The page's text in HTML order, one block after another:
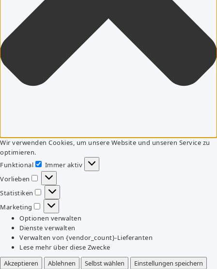
Wir verwenden Cookies, um unsere Website und unseren Service zu
optimieren.
Funktional
Funktional
Immer aktiv
Vorlieben
Vorlieben
Statistiken
Statistiken
Marketing
Marketing
Optionen verwalten
Dienste verwalten
Verwalten von {vendor_count}-Lieferanten
Lese mehr über diese Zwecke
Akzeptieren
Ablehnen Selbst wählen
Einstellungen speichern